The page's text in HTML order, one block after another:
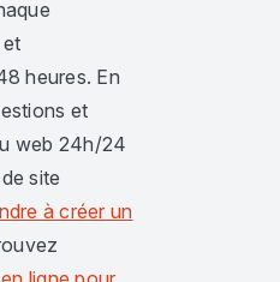
heures. En
et
web 24h/24
site
à créer un